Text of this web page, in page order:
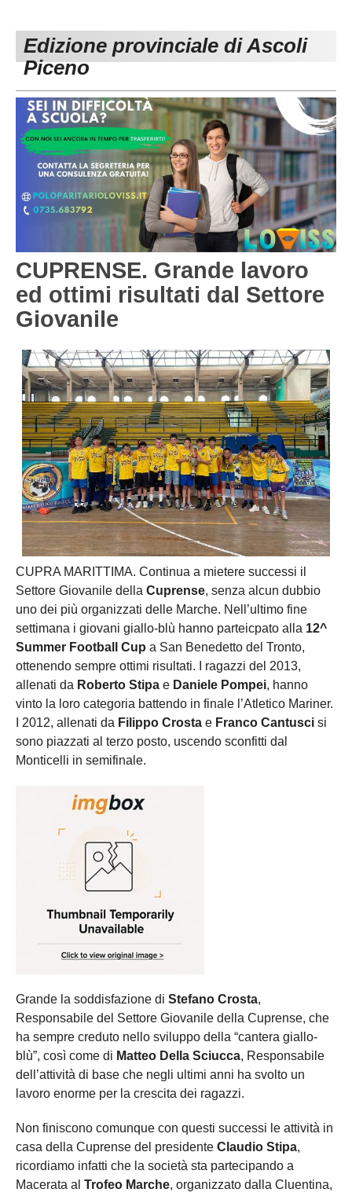
Carica la tua Rosa
1^ CATEGORIA
3^ CATEGORIA
GIOVANILI
Edizione provinciale di Ascoli
Piceno
CUPRENSE. Grande lavoro
ed ottimi risultati dal Settore
Giovanile
CUPRA MARITTIMA. Continua a mietere successi il
Settore Giovanile della Cuprense, senza alcun dubbio
uno dei più organizzati delle Marche. Nell’ultimo fine
settimana i giovani giallo-blù hanno parteicpato alla 12^
Summer Football Cup a San Benedetto del Tronto,
ottenendo sempre ottimi risultati. I ragazzi del 2013,
allenati da Roberto Stipa e Daniele Pompei, hanno
vinto la loro categoria battendo in finale l’Atletico Mariner.
I 2012, allenati da Filippo Crosta e Franco Cantusci si
sono piazzati al terzo posto, uscendo sconfitti dal
Monticelli in semifinale.
Grande la soddisfazione di Stefano Crosta,
Responsabile del Settore Giovanile della Cuprense, che
ha sempre creduto nello sviluppo della “cantera giallo-
blù”, così come di Matteo Della Sciucca, Responsabile
dell’attività di base che negli ultimi anni ha svolto un
lavoro enorme per la crescita dei ragazzi.
Non finiscono comunque con questi successi le attività in
casa della Cuprense del presidente Claudio Stipa,
ricordiamo infatti che la società sta partecipando a
Macerata al Trofeo Marche, organizzato dalla Cluentina,